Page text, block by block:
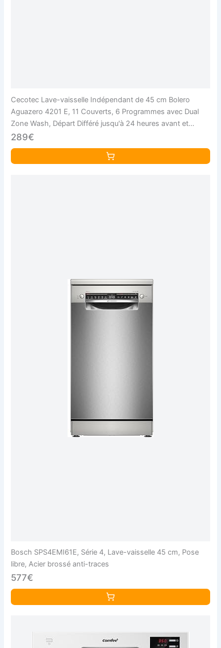
Cecotec Lave-vaisselle Indépendant de 45 cm Bolero
Aguazero 4201 E, 11 Couverts, 6 Programmes avec Dual
Zone Wash, Départ Différé jusqu'à 24 heures avant et
AquaStop Électronique, Plateau à Couverts
289€
Bosch SPS4EMI61E, Série 4, Lave-vaisselle 45 cm, Pose
libre, Acier brossé anti-traces
577€